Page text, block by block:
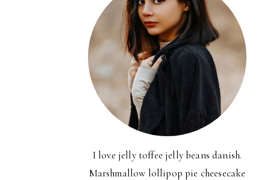
I love jelly toffee jelly beans danish.
Marshmallow lollipop pie cheesecake